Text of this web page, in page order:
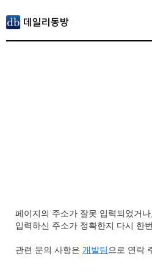
페이지의 주소가 잘못 입력되었거
입력하신 주소가 정확한지 다시 한
관련 문의 사항은 개발팀 으로 연락